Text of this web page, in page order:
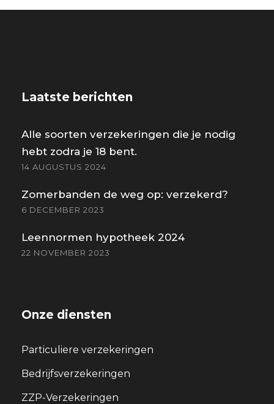
Laatste berichten
Alle soorten verzekeringen die je nodig
hebt zodra je 18 bent.
14 AUGUSTUS 2024
Zomerbanden de weg op: verzekerd?
6 DECEMBER 2023
Leennormen hypotheek 2024
22 NOVEMBER 2023
Onze diensten
Particuliere verzekeringen
Bedrijfsverzekeringen
ZZP-Verzekeringen